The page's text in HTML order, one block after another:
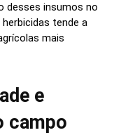
desses insumos no
tende a
mais
e
campo